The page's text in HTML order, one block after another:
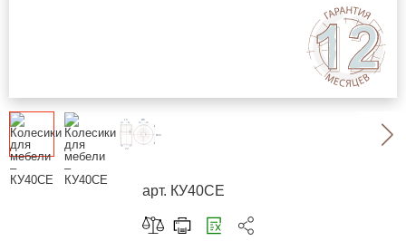
арт. КУ40СЕ
Скопировать ссылку